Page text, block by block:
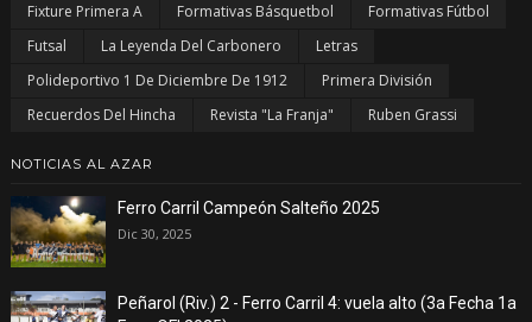
Fixture Primera A
Formativas Básquetbol
Formativas Fútbol
Futsal
La Leyenda Del Carbonero
Letras
Polideportivo 1 De Diciembre De 1912
Primera División
Recuerdos Del Hincha
Revista "La Franja" Ruben Grassi
NOTICIAS AL AZAR
Ferro Carril Campeón Salteño 2025
Dic 30, 2025
Peñarol (Riv.) 2 - Ferro Carril 4: vuela alto (3a Fecha 1a